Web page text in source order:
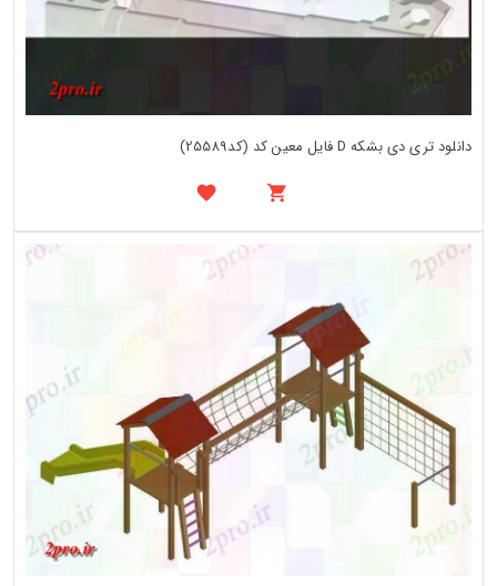
دانلود تری دی بشکه D فایل معین کد (کد25589)